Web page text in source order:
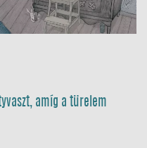
amíg a türelem